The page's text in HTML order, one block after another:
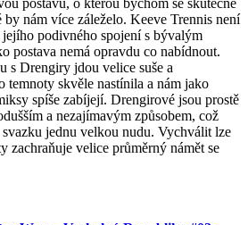
postavu, o kterou bychom se skutečně
by nám více záleželo. Keeve Trennis není
podivného spojení s bývalým
postava nemá opravdu co nabídnout.
s Drengiry jdou velice suše a
temnoty skvěle nastínila a nám jako
spíše zabíjejí. Drengirové jsou prostě
a nezajímavým způsobem, což
svazku jednu velkou nudu. Vychválit lze
zachraňuje velice průměrný námět se